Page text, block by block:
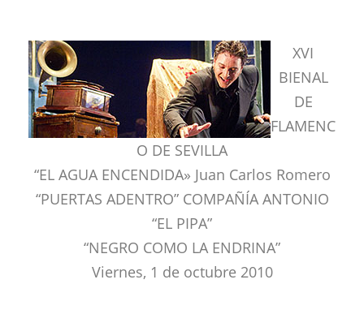
XVI
BIENAL
DE
FLAMENC
O DE SEVILLA
“EL AGUA ENCENDIDA» Juan Carlos Romero
“PUERTAS ADENTRO” COMPAÑÍA ANTONIO
“EL PIPA”
“NEGRO COMO LA ENDRINA”
Viernes, 1 de octubre 2010